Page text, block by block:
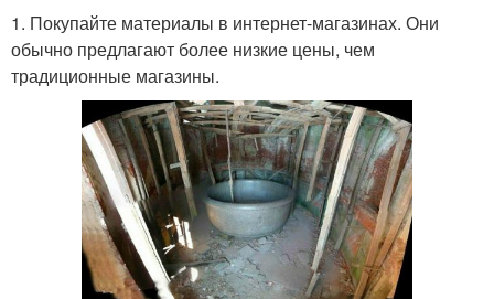
1. Покупайте материалы в интернет-магазинах. Они
обычно предлагают более низкие цены, чем
традиционные магазины.